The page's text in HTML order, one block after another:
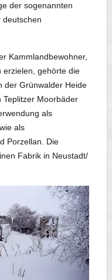
der sogenannten
deutschen
Kammlandbewohner,
erzielen, gehörte die
der Grünwalder Heide
Moorbäder
als
als
Porzellan. Die
Fabrik in Neustadt/